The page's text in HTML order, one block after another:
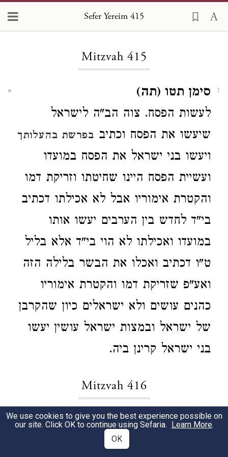
Sefer Yereim 415
Mitzvah 415
1
סימן תטו (תה)
לעשות הפסח. צוה הב"ה לישראל
שיעשו את הפסח וכתיב בפרשת בהעלותך
ויעשו בני ישראל את הפסח במועדו
ועשיית הפסח היינו שחיטתו וזריקת דמו
והקטרת אימוריו אבל לא אכילתו דכתיב
בי"ד לחדש בין הערבים יעשו אותו
במועדו ואכילתו לא הוי בי"ד אלא בליל
ט"ו דכתיב ואכלו את הבשר בלילה הזה
ואע"פ שזריקת דמו והקטרת אימוריו
כהנים עושים ולא ישראלים כיון שהקרבן
של ישראל ובמצות ישראל עושין יעשו
בני ישראל קרינן ביה.
Mitzvah 416
1
סימן תטז (קי)
לשומרו שבעת ימים. צוה הב"ה שישמרו
We use cookies to give you the best experience possible on
our site. Click OK to continue using Sefaria. Learn More.
OK